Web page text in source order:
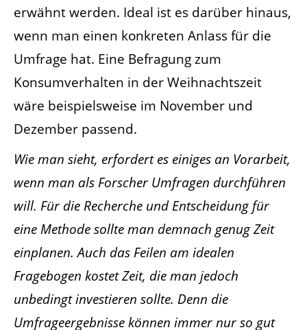
erwähnt werden. Ideal ist es darüber hinaus,
wenn man einen konkreten Anlass für die
Umfrage hat. Eine Befragung zum
Konsumverhalten in der Weihnachtszeit
wäre beispielsweise im November und
Dezember passend.
Wie man sieht, erfordert es einiges an Vorarbeit,
wenn man als Forscher Umfragen durchführen
will. Für die Recherche und Entscheidung für
eine Methode sollte man demnach genug Zeit
einplanen. Auch das Feilen am idealen
Fragebogen kostet Zeit, die man jedoch
unbedingt investieren sollte. Denn die
Umfrageergebnisse können immer nur so gut